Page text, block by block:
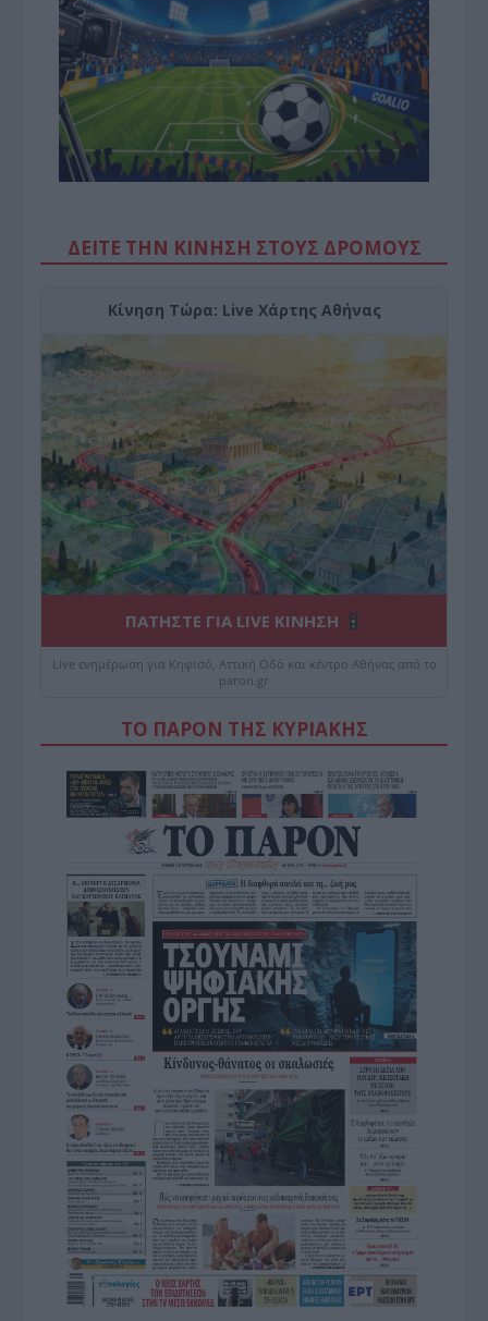
ΔΕΙΤΕ ΤΗΝ ΚΙΝΗΣΗ ΣΤΟΥΣ ΔΡΌΜΟΥΣ
Κίνηση Τώρα: Live Χάρτης Αθήνας
ΠΑΤΗΣΤΕ ΓΙΑ LIVE ΚΙΝΗΣΗ
Live ενημέρωση για Κηφισό, Αττική Οδό και κέντρο Αθήνας από το
paron.gr
ΤΟ ΠΑΡΟΝ ΤΗΣ ΚΥΡΙΑΚΗΣ